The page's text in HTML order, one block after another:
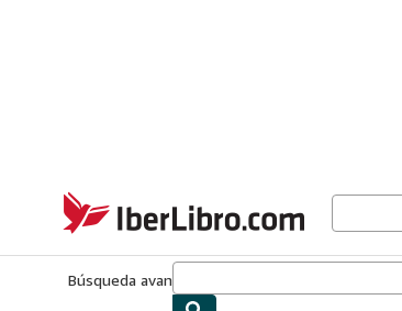
IberLibro.com
Búsqueda avanzada